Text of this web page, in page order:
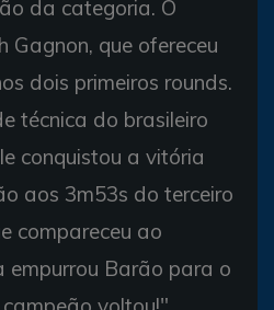
da categoria. O
Gagnon, que ofereceu
dois primeiros rounds.
técnica do brasileiro
conquistou a vitória
aos 3m53s do terceiro
compareceu ao
empurrou Barão para o